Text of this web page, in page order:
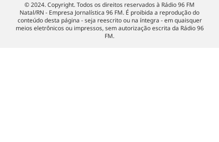
© 2024. Copyright. Todos os direitos reservados à Rádio 96 FM
Natal/RN - Empresa Jornalística 96 FM. É proibida a reprodução do
conteúdo desta página - seja reescrito ou na íntegra - em quaisquer
meios eletrônicos ou impressos, sem autorização escrita da Rádio 96
FM.